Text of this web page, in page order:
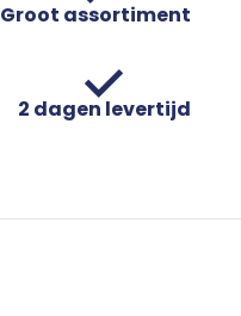
Groot assortiment
2 dagen levertijd